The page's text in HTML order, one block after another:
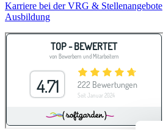
Karriere bei der VRG & Stellenangebote
Ausbildung